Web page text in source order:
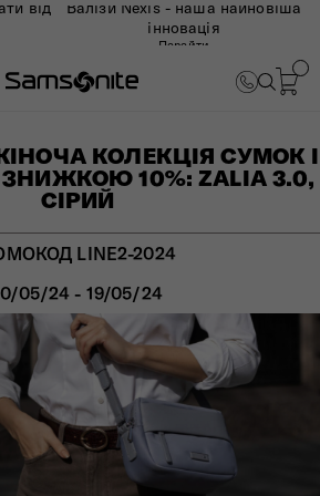
від
Валізи Nexis - наша найновіша
інновація
Перейти
КОЛЕКЦІЯ СУМОК І
10%: ZALIA 3.0,
СІРИЙ
LINE2-2024
05/24 - 19/05/24